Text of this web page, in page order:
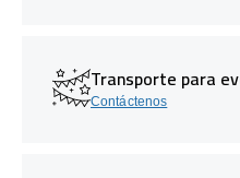
Transporte para
Contáctenos